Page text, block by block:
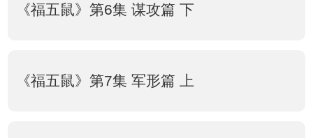
《福五鼠》第6集 谋攻篇 下
《福五鼠》第7集 军形篇 上